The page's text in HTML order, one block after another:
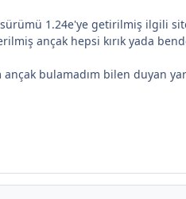
1.24e'ye getirilmiş ilgili
ançak hepsi kırık yada
bulamadım bilen duyan